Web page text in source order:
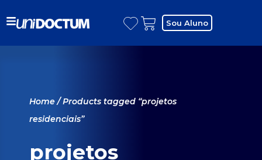
Sou Aluno
Home/ Products tagged “projetos
residenciais”
projetos